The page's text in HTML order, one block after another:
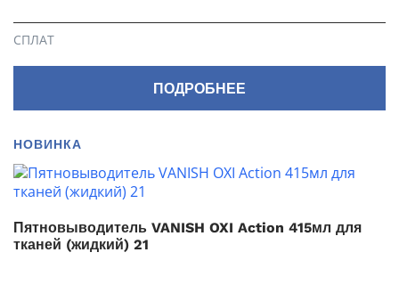
СПЛАТ
ПОДРОБНЕЕ
НОВИНКА
Пятновыводитель VANISH OXI Action 415мл для
тканей (жидкий) 21